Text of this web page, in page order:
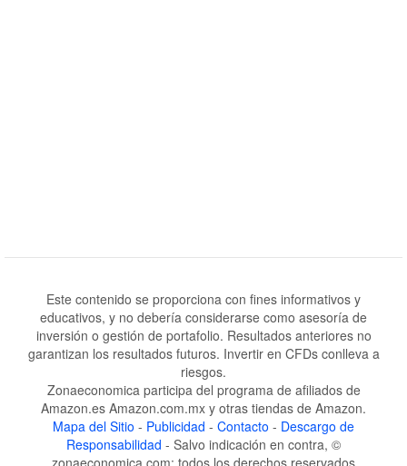
Este contenido se proporciona con fines informativos y
educativos, y no debería considerarse como asesoría de
inversión o gestión de portafolio. Resultados anteriores no
garantizan los resultados futuros. Invertir en CFDs conlleva a
riesgos.
Zonaeconomica participa del programa de afiliados de
Amazon.es Amazon.com.mx y otras tiendas de Amazon.
Mapa del Sitio - Publicidad - Contacto - Descargo de
Responsabilidad - Salvo indicación en contra, ©
zonaeconomica.com: todos los derechos reservados